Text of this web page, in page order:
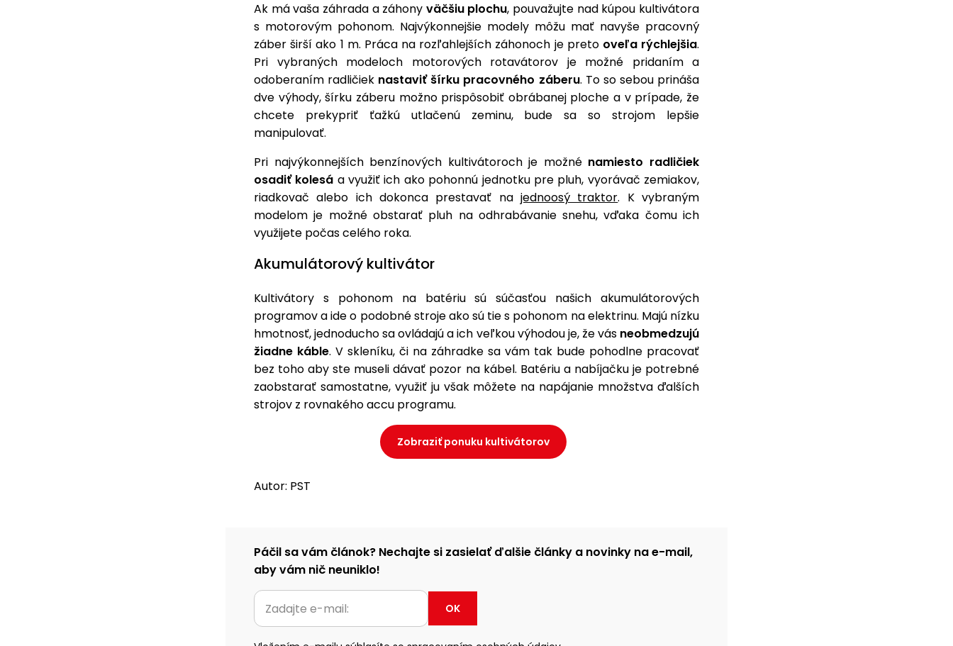
Ak má vaša záhrada a záhony väčšiu plochu, pouvažujte nad kúpou kultivátora
s motorovým pohonom. Najvýkonnejšie modely môžu mať navyše pracovný
záber širší ako 1 m. Práca na rozľahlejších záhonoch je preto oveľa rýchlejšia.
Pri vybraných modeloch motorových rotavátorov je možné pridaním a
odoberaním radličiek nastaviť šírku pracovného záberu. To so sebou prináša
dve výhody, šírku záberu možno prispôsobiť obrábanej ploche a v prípade, že
chcete prekypriť ťažkú utlačenú zeminu, bude sa so strojom lepšie
manipulovať.
Pri najvýkonnejších benzínových kultivátoroch je možné namiesto radličiek
osadiť kolesá a využiť ich ako pohonnú jednotku pre pluh, vyorávač zemiakov,
riadkovač alebo ich dokonca prestavať na jednoosý traktor. K vybraným
modelom je možné obstarať pluh na odhrabávanie snehu, vďaka čomu ich
využijete počas celého roka.
Akumulátorový kultivátor
Kultivátory s pohonom na batériu sú súčasťou našich akumulátorových
programov a ide o podobné stroje ako sú tie s pohonom na elektrinu. Majú nízku
hmotnosť, jednoducho sa ovládajú a ich veľkou výhodou je, že vás neobmedzujú
žiadne káble. V skleníku, či na záhradke sa vám tak bude pohodlne pracovať
bez toho aby ste museli dávať pozor na kábel. Batériu a nabíjačku je potrebné
zaobstarať samostatne, využiť ju však môžete na napájanie množstva ďalších
strojov z rovnakého accu programu.
Zobraziť ponuku kultivátorov
Autor: PST
Páčil sa vám článok? Nechajte si zasielať ďalšie články a novinky na e-mail,
aby vám nič neuniklo!
OK